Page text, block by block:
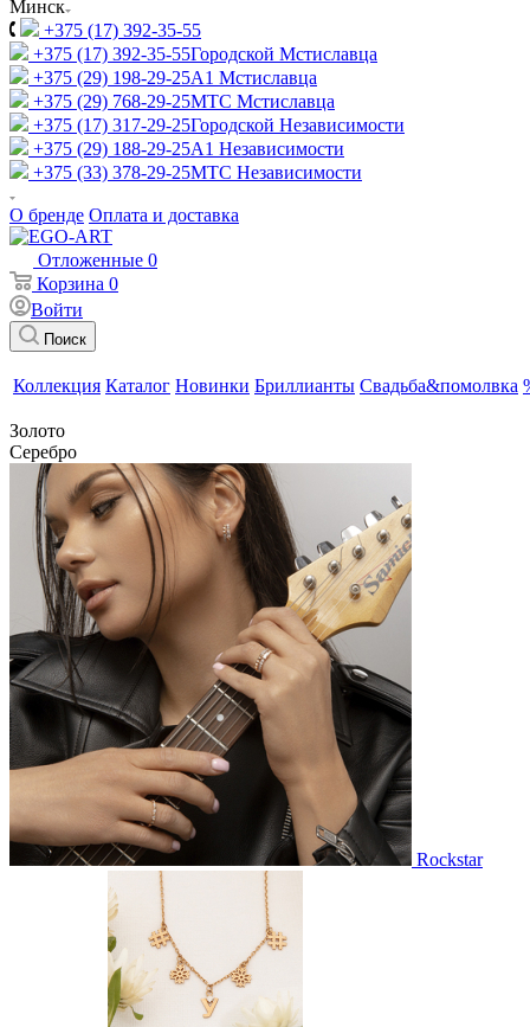
Минск
+375 (17) 392-35-55
+375 (17) 392-35-55Городской Мстиславца
+375 (29) 198-29-25A1 Мстиславца
+375 (29) 768-29-25МТС Мстиславца
+375 (17) 317-29-25Городской Независимости
+375 (29) 188-29-25A1 Независимости
+375 (33) 378-29-25МТС Независимости
О бренде Оплата и доставка
Отложенные 0
Корзина 0
Войти
Поиск
Коллекция Каталог Новинки Бриллианты Свадьба&помолвка
Золото
Серебро
Rockstar